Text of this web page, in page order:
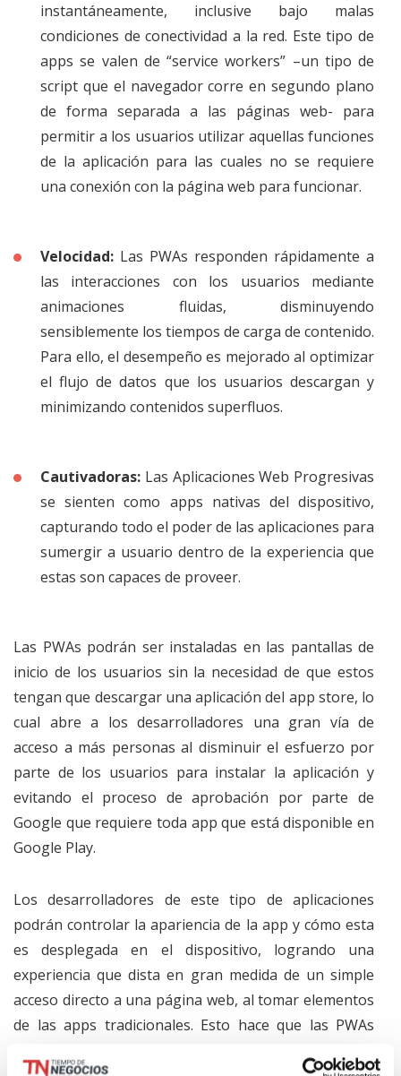
instantáneamente, inclusive bajo malas
condiciones de conectividad a la red. Este tipo de
apps se valen de “service workers” –un tipo de
script que el navegador corre en segundo plano
de forma separada a las páginas web- para
permitir a los usuarios utilizar aquellas funciones
de la aplicación para las cuales no se requiere
una conexión con la página web para funcionar.
Velocidad: Las PWAs responden rápidamente a
las interacciones con los usuarios mediante
animaciones fluidas, disminuyendo
sensiblemente los tiempos de carga de contenido.
Para ello, el desempeño es mejorado al optimizar
el flujo de datos que los usuarios descargan y
minimizando contenidos superfluos.
Cautivadoras: Las Aplicaciones Web Progresivas
se sienten como apps nativas del dispositivo,
capturando todo el poder de las aplicaciones para
sumergir a usuario dentro de la experiencia que
estas son capaces de proveer.
Las PWAs podrán ser instaladas en las pantallas de
inicio de los usuarios sin la necesidad de que estos
tengan que descargar una aplicación del app store, lo
cual abre a los desarrolladores una gran vía de
acceso a más personas al disminuir el esfuerzo por
parte de los usuarios para instalar la aplicación y
evitando el proceso de aprobación por parte de
Google que requiere toda app que está disponible en
Google Play.
Los desarrolladores de este tipo de aplicaciones
podrán controlar la apariencia de la app y cómo esta
es desplegada en el dispositivo, logrando una
experiencia que dista en gran medida de un simple
acceso directo a una página web, al tomar elementos
de las apps tradicionales. Esto hace que las PWAs